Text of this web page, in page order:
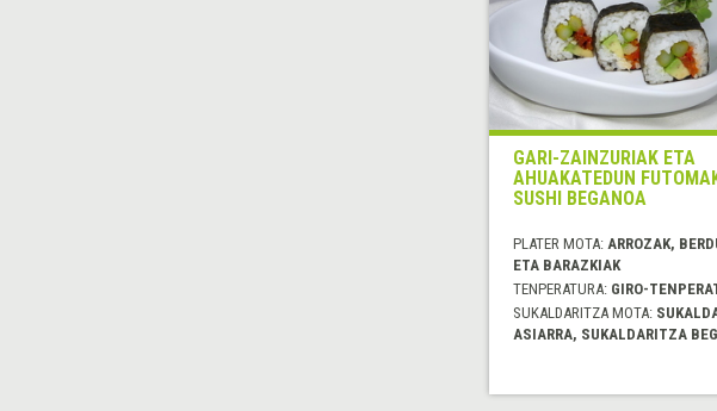
GARI-ZAINZURIAK ETA
AHUAKATEDUN
SUSHI BEGANOA
PLATER MOTA: ARROZAK,
ETA BARAZKIAK
TENPERATURA: GIRO-
SUKALDARITZA MOTA:
ASIARRA, SUKALDARITZA